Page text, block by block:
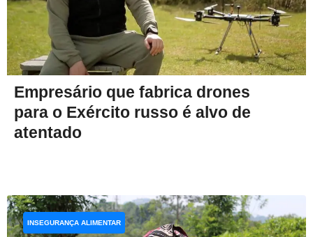
Empresário que fabrica drones
para o Exército russo é alvo de
atentado
INSEGURANÇA ALIMENTAR